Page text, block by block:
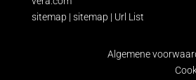
sitemap | sitemap | Url List
Algemene